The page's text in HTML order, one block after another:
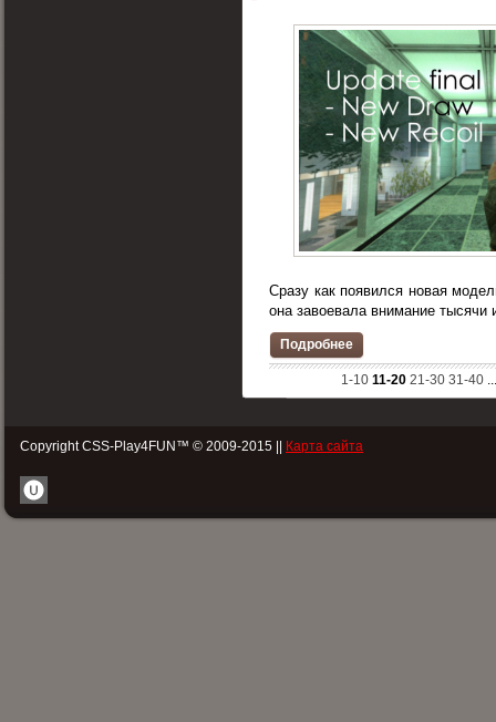
Сразу как появился новая
она завоевала внимание тысячи
Подробнее
1-10 11-20 21-30 31-40
Copyright CSS-Play4FUN™ © 2009-2015 || Карта сайта